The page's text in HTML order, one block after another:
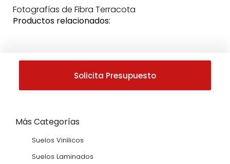
Fotografías de Fibra Terracota
Productos relacionados:
Solicita Presupuesto
Más Categorías
Suelos Vinílicos
Suelos Laminados